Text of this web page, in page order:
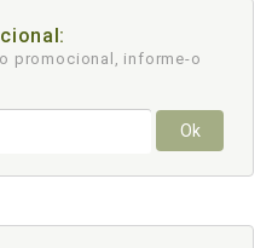
promocional, informe-o
Ok